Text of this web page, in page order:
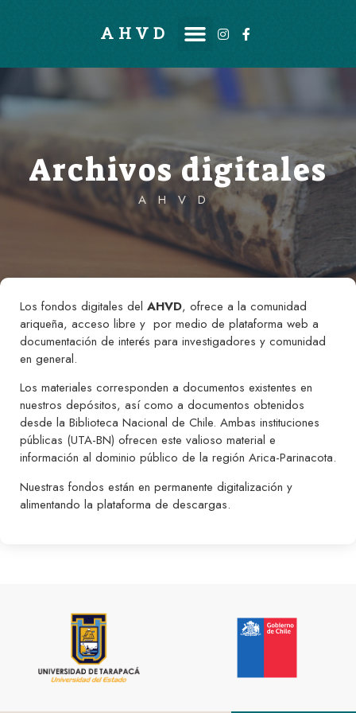
AHVD
Archivos digitales
AHVD
Los fondos digitales del AHVD, ofrece a la comunidad
ariqueña, acceso libre y por medio de plataforma web a
documentación de interés para investigadores y comunidad
en general.
Los materiales corresponden a documentos existentes en
nuestros depósitos, así como a documentos obtenidos
desde la Biblioteca Nacional de Chile. Ambas instituciones
públicas (UTA-BN) ofrecen este valioso material e
información al dominio público de la región Arica-Parinacota.
Nuestras fondos están en permanente digitalización y
alimentando la plataforma de descargas.